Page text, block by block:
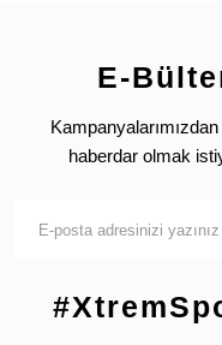
E-
haberdar olmak